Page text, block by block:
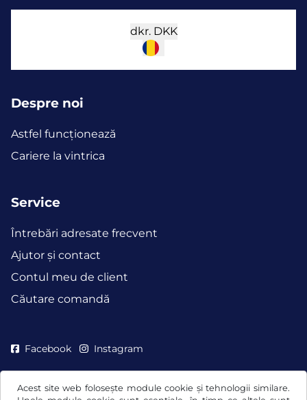
Acest site web folosește module cookie și tehnologii similare.
dkr. DKK
Despre noi
Astfel funcţionează
Cariere la vintrica
Service
Întrebări adresate frecvent
Ajutor și contact
Contul meu de client
Căutare comandă
Facebook Instagram